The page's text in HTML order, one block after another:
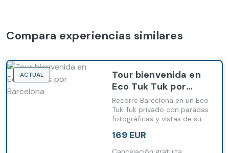
Compara experiencias similares
ACTUAL
Tour bienvenida en
Eco Tuk Tuk por
Barcelona
Recorre Barcelona en un Eco
Tuk Tuk privado con paradas
fotográficas y vistas de sus
169 EUR